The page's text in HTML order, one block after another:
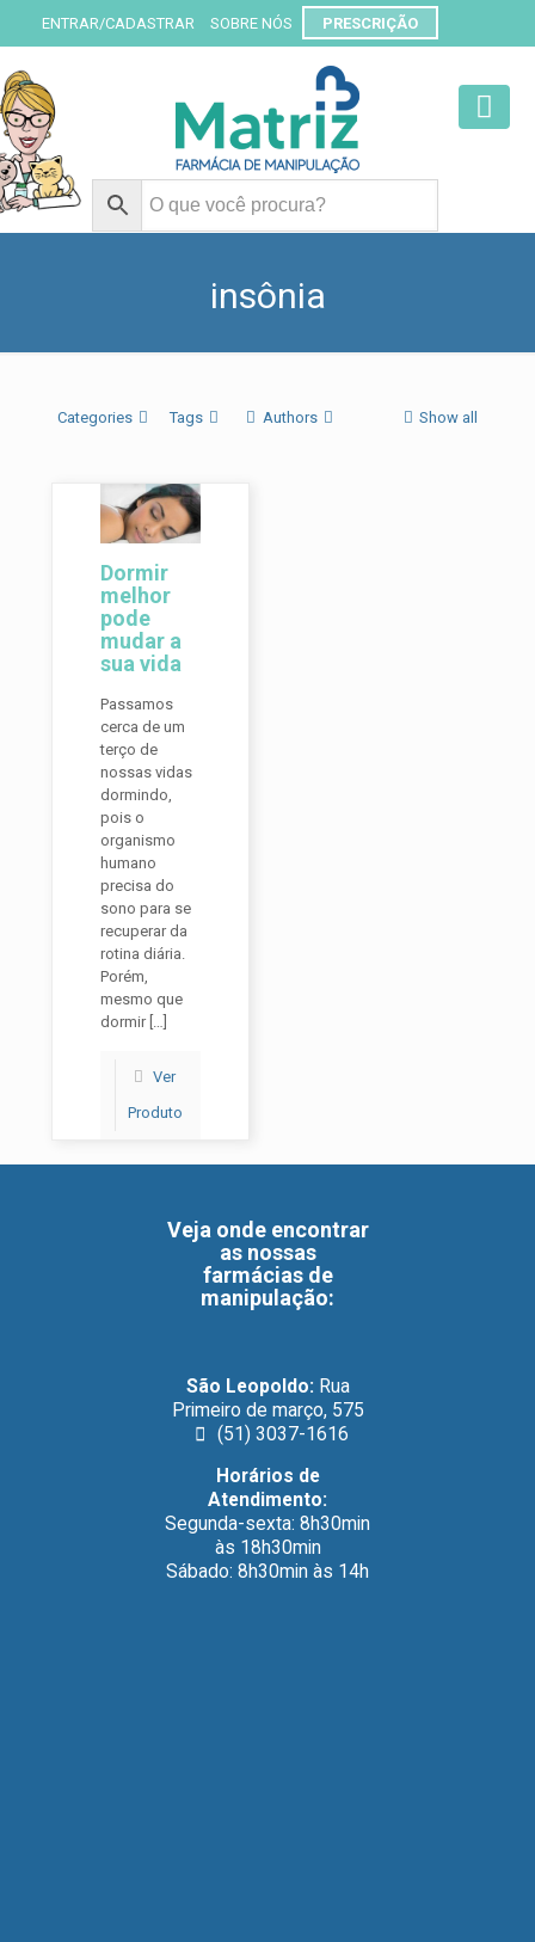
ENTRAR/CADASTRAR SOBRE NÓS PRESCRIÇÃO
insônia
Categories Tags Authors Show all
Dormir
melhor
pode
mudar a
sua vida
Passamos
cerca de um
terço de
nossas vidas
dormindo,
pois o
organismo
humano
precisa do
sono para se
recuperar da
rotina diária.
Porém,
mesmo que
dormir[…]
Ver
Produto
Veja onde encontrar
as nossas
farmácias de
manipulação:
São Leopoldo: Rua
Primeiro de março, 575
(51) 3037-1616
Horários de
Atendimento:
Segunda-sexta: 8h30min
às 18h30min
Sábado: 8h30min às 14h